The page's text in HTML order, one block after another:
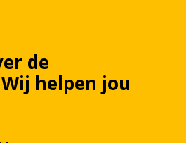
de
Wij helpen jou